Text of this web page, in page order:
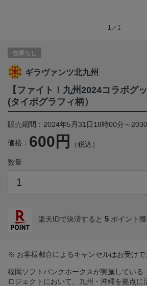
1／1
在庫なし
ギラヴァンツ北九州
【ファイト！九州2024コラボグ
(タイポグラフィ柄）
販売期間：2024年5月31日18時00分～
価格： 600円 （税込）
数量
楽天IDで決済すると 5 ポイント
※ お客様都合によるキャンセルはお受けで
福岡ソフトバンクホークスが実施している
ロジェクトにおいて、九州・沖縄を拠点に